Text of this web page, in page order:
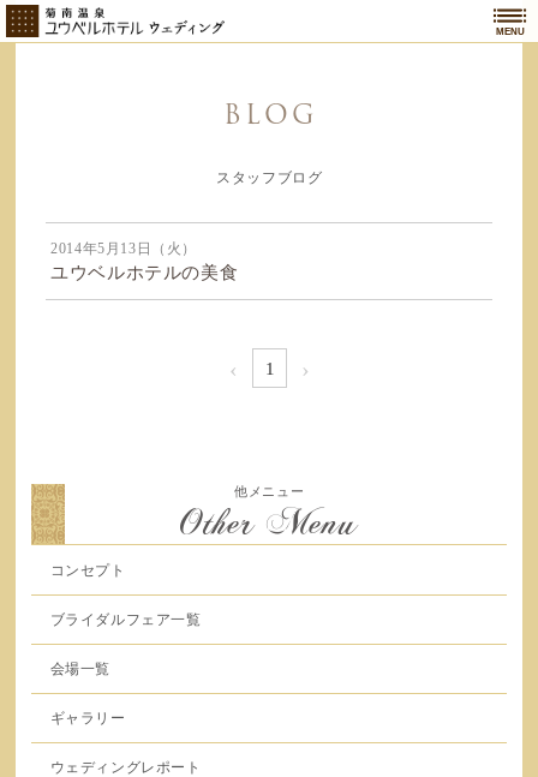
MENU
BLOG
スタッフブログ
2014年5月13日（火）
ユウベルホテルの美食
‹ 1 ›
他メニュー
Other Menu
コンセプト
ブライダルフェア一覧
会場一覧
ギャラリー
ウェディングレポート